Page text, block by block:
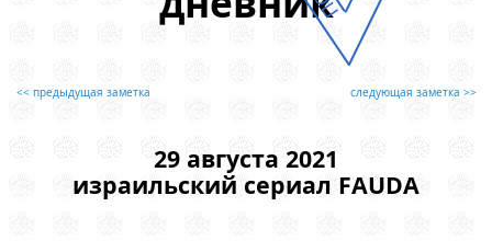
<< предыдущая заметка следующая заметка >>
29 августа 2021
израильский сериал FAUDA